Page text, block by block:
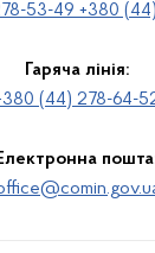
53-49 +380
Гаряча лінія:
(44) 278-64-